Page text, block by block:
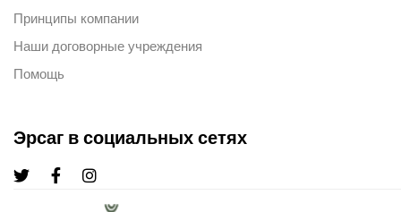
Принципы компании
Наши договорные учреждения
Помощь
Эрсаг в социальных сетях